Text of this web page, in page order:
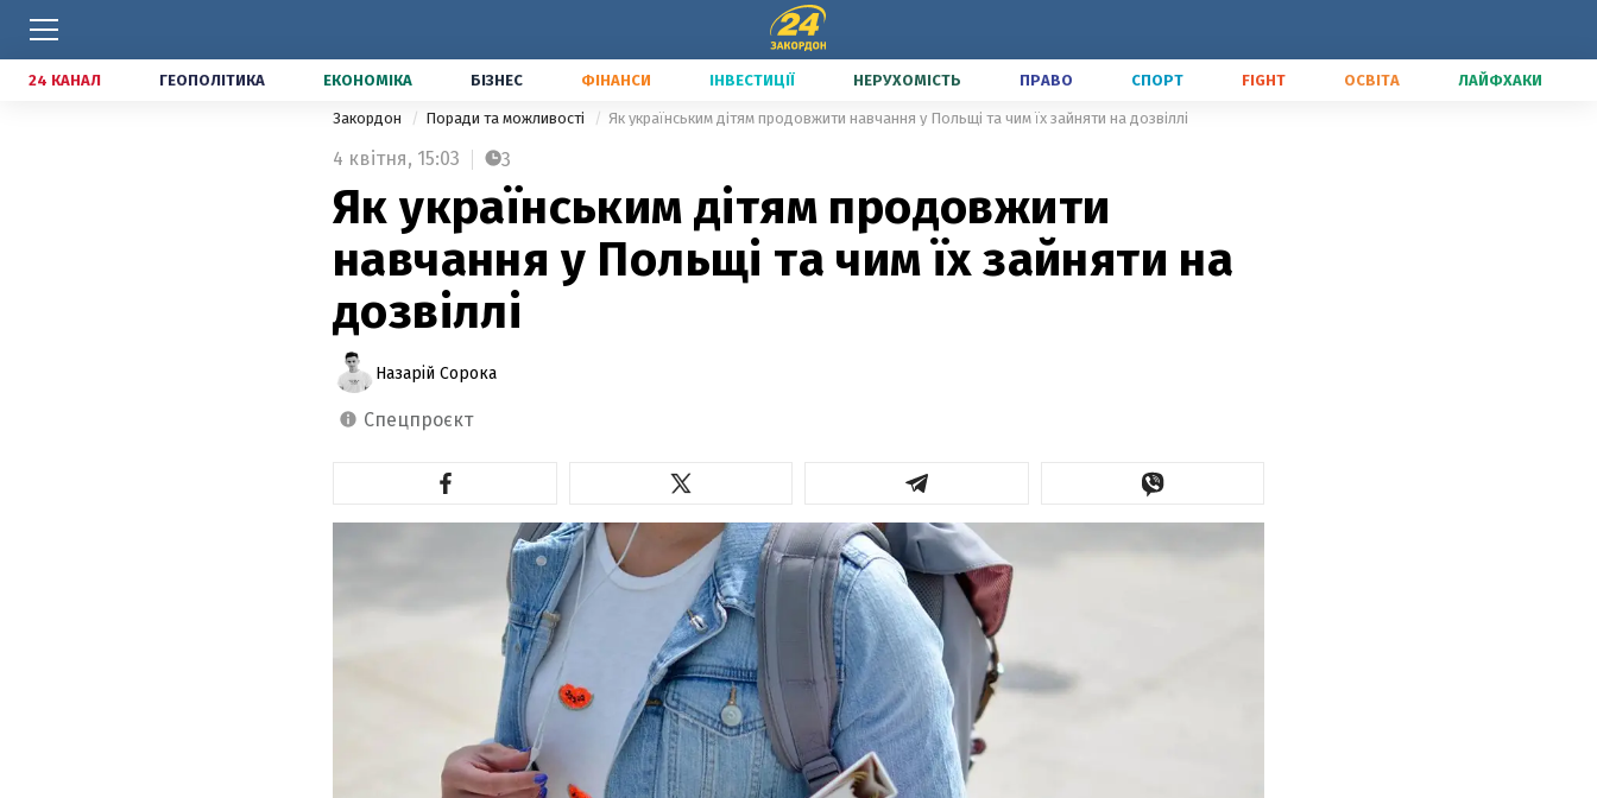
24 КАНАЛ ГЕОПОЛІТИКА ЕКОНОМІКА БІЗНЕС ФІНАНСИ ІНВЕСТИЦІЇ НЕРУХОМІСТЬ ПРАВО СПОРТ FIGHT ОСВІТА ЛАЙФХАКИ
Закордон Поради та можливості Як українським дітям продовжити навчання у Польщі та чим їх зайняти на дозвіллі
4 квітня, 15:03 3
Як українським дітям продовжити
навчання у Польщі та чим їх зайняти на
дозвіллі
Назарій Сорока
спецпроєкт